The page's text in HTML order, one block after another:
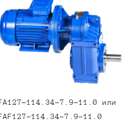
114.34-7.9-11.0 или
114.34-7.9-11.0